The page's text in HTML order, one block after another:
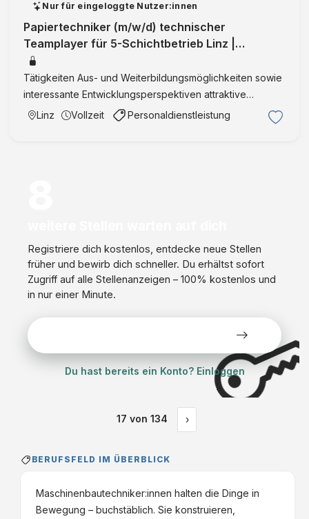
Nur für eingeloggte Nutzer:innen
Papiertechniker (m/w/d) technischer
Teamplayer für 5-Schichtbetrieb Linz |
Oberösterreich | Vollzeit | IntegrationID:360
Tätigkeiten Aus- und Weiterbildungsmöglichkeiten sowie
interessante Entwicklungsperspektiven attraktive
Sozialleistungen bewährtes 5-Schichtmodell (36
Linz Vollzeit Personaldienstleistung
Registriere dich kostenlos, entdecke neue Stellen
früher und bewirb dich schneller. Du erhältst sofort
Zugriff auf alle Stellenanzeigen – 100% kostenlos und
in nur einer Minute.
Du hast bereits ein Konto? Einloggen
17 von 134 ›
BERUFSFELD IM ÜBERBLICK
Maschinenbautechniker:innen halten die Dinge in
Bewegung – buchstäblich. Sie konstruieren,